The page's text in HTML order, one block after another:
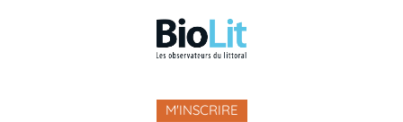
M'INSCRIRE